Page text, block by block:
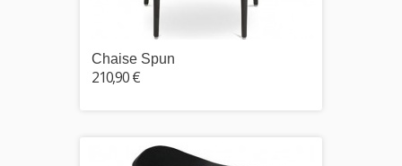
Chaise Spun
210,90 €